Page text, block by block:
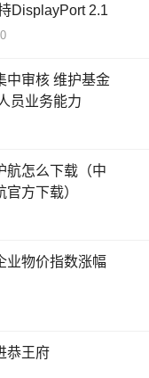
DisplayPort 2.1
中审核 维护基金
员业务能力
航怎么下载（中
方下载）
业物价指数涨幅
恭王府